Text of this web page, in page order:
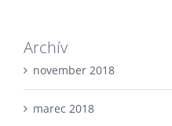
Archív
november 2018
marec 2018